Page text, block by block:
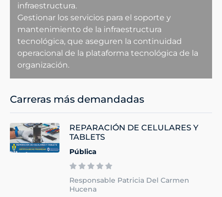
infraestructura.
Gestionar los servicios para el soporte y
mantenimiento de la infraestructura
tecnológica, que aseguren la continuidad
operacional de la plataforma tecnológica de la
organización.
Carreras más demandadas
REPARACIÓN DE CELULARES Y
TABLETS
Pública
Responsable Patricia Del Carmen
Hucena